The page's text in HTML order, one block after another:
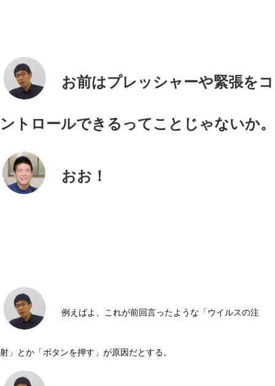
お前はプレッシャーや緊張をコ
ントロールできるってことじゃないか。
おお！
例えばよ、これが前回言ったような「ウイルスの注
射」とか「ボタンを押す」が原因だとする。